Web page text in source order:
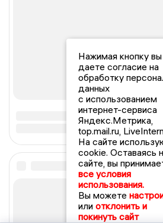
Нажимая кнопку вы
даете согласие на
обработку
данных
с использованием
интернет-сервиса
Яндекс.Метрика,
top.mail.ru,
На сайте
cookie. Оставаясь
сайте, вы
все условия
использования.
Вы можете
или отклонить и
покинуть сайт